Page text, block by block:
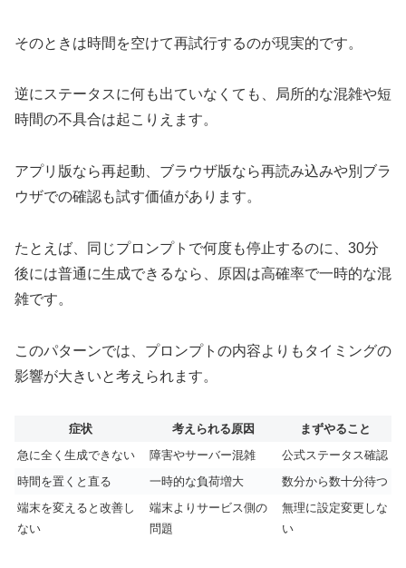
そのときは時間を空けて再試行するのが現実的です。
逆にステータスに何も出ていなくても、局所的な混雑や短
時間の不具合は起こりえます。
アプリ版なら再起動、ブラウザ版なら再読み込みや別ブラ
ウザでの確認も試す価値があります。
たとえば、同じプロンプトで何度も停止するのに、30分
後には普通に生成できるなら、原因は高確率で一時的な混
雑です。
このパターンでは、プロンプトの内容よりもタイミングの
影響が大きいと考えられます。
症状 考えられる原因
まずやること
急に全く生成できない
障害やサーバー混雑
公式ステータス確認
時間を置くと直る
一時的な負荷増大
数分から数十分待つ
端末を変えると改善し
ない
端末よりサービス側の
問題
無理に設定変更しな
い